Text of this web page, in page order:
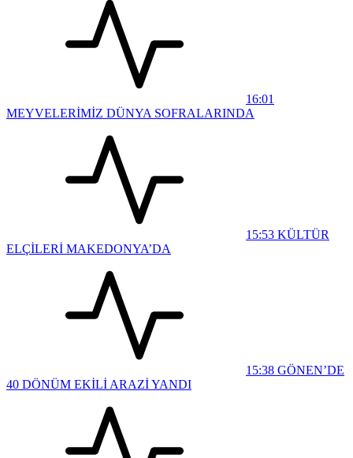
16:01
MEYVELERİMİZ DÜNYA SOFRALARINDA
15:53 KÜLTÜR
ELÇİLERİ MAKEDONYA’DA
15:38 GÖNEN’DE
40 DÖNÜM EKİLİ ARAZİ YANDI